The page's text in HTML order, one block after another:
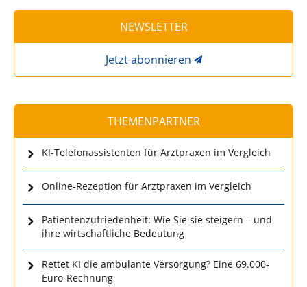
NEWSLETTER
Jetzt abonnieren
THEMENPARTNER
KI-Telefonassistenten für Arztpraxen im Vergleich
Online-Rezeption für Arztpraxen im Vergleich
Patientenzufriedenheit: Wie Sie sie steigern – und
ihre wirtschaftliche Bedeutung
Rettet KI die ambulante Versorgung? Eine 69.000-
Euro-Rechnung